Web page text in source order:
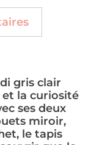
gris clair
la curiosité
ses deux
miroir,
le tapis